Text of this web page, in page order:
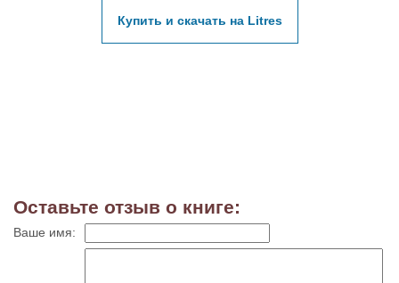
Купить и скачать на Litres
Оставьте отзыв о книге:
Ваше имя: